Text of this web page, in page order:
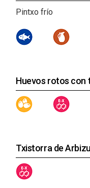
Pintxo frío
Huevos rotos con
Txistorra de Arbizu